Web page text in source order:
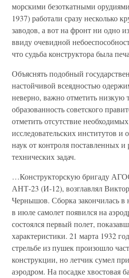
морскими безоткатными
1937) работали сразу несколько
заводов, а вот на фронт ни одно
ввиду очевидной
что судьба конструктора была
Объяснять подобный
настойчивой всеядностью
неверно, важно отметить низкую
образованность советского
отметить отсутствие
исследовательских институтов и
наук от контроля поставленных
технических задач.
…Конструкторскую бригаду
АНТ-23 (И-12), возглавлял
Чернышов. Сборка закончилась в
в июле самолет появился на
состоялся первый полет,
характеристики. 21 марта 1932
стрельбе из пушек произошло
конструкции, но летчик сумел
аэродром. На посадке хвостовая